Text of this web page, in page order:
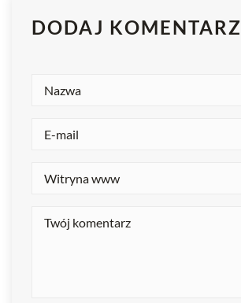
DODAJ KOMENTARZ